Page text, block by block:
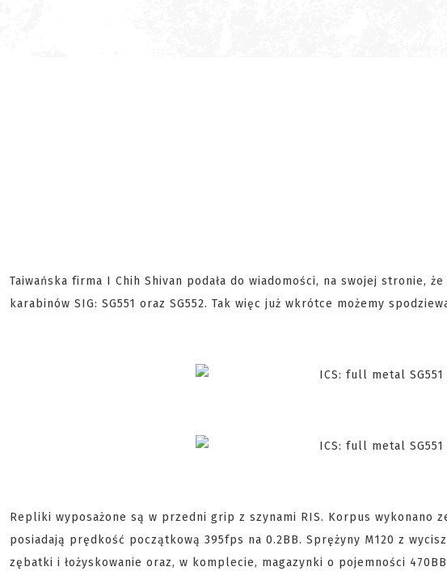
Taiwańska firma I Chih Shivan podała do wiadomości, na swojej stronie,
karabinów SIG: SG551 oraz SG552. Tak więc już wkrótce możemy
Repliki wyposażone są w przedni grip z szynami RIS. Korpus wykonano
posiadają prędkość początkową 395fps na 0.2BB. Sprężyny M120 z
zębatki i łożyskowanie oraz, w komplecie, magazynki o pojemności